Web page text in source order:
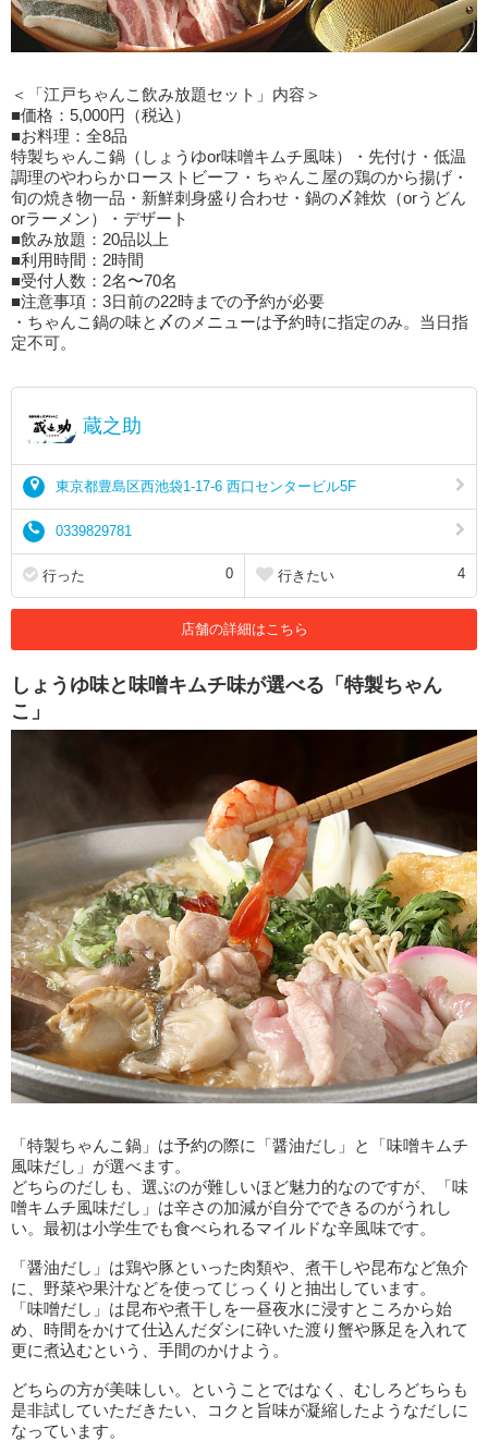
＜「江戸ちゃんこ飲み放題セット」内容＞
■価格：5,000円（税込）
■お料理：全8品
特製ちゃんこ鍋（しょうゆor味噌キムチ風味）・先付け・低温
調理のやわらかローストビーフ・ちゃんこ屋の鶏のから揚げ・
旬の焼き物一品・新鮮刺身盛り合わせ・鍋の〆雑炊（orうどん
orラーメン）・デザート
■飲み放題：20品以上
■利用時間：2時間
■受付人数：2名〜70名
■注意事項：3日前の22時までの予約が必要
・ちゃんこ鍋の味と〆のメニューは予約時に指定のみ。当日指
定不可。
蔵之助
東京都豊島区西池袋1-17-6 西口センタービル5F
0339829781
行った 0 行きたい 4
店舗の詳細はこちら
しょうゆ味と味噌キムチ味が選べる「特製ちゃん
こ」
「特製ちゃんこ鍋」は予約の際に「醤油だし」と「味噌キムチ
風味だし」が選べます。
どちらのだしも、選ぶのが難しいほど魅力的なのですが、「味
噌キムチ風味だし」は辛さの加減が自分でできるのがうれし
い。最初は小学生でも食べられるマイルドな辛風味です。
「醤油だし」は鶏や豚といった肉類や、煮干しや昆布など魚介
に、野菜や果汁などを使ってじっくりと抽出しています。
「味噌だし」は昆布や煮干しを一昼夜水に浸すところから始
め、時間をかけて仕込んだダシに砕いた渡り蟹や豚足を入れて
更に煮込むという、手間のかけよう。
どちらの方が美味しい。ということではなく、むしろどちらも
是非試していただきたい、コクと旨味が凝縮したようなだしに
なっています。